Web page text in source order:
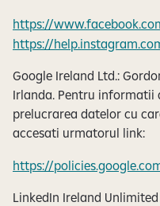
https://
https://
Google Ireland Ltd.:
Irlanda. Pentru informatii
prelucrarea datelor cu
accesati urmatorul link:
https://
LinkedIn Ireland